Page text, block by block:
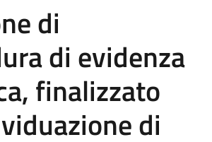
di
di evidenza
finalizzato
di